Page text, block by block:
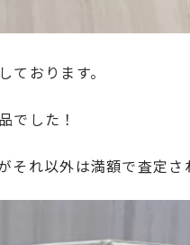
おります。
でした！
れ以外は満額で査定さ